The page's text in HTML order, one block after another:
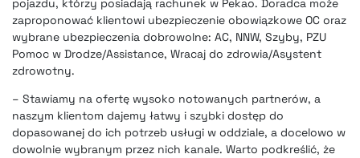
pojazdu, którzy posiadają rachunek w Pekao. Doradca może
zaproponować klientowi ubezpieczenie obowiązkowe OC oraz
wybrane ubezpieczenia dobrowolne: AC, NNW, Szyby, PZU
Pomoc w Drodze/Assistance, Wracaj do zdrowia/Asystent
zdrowotny.
– Stawiamy na ofertę wysoko notowanych partnerów, a
naszym klientom dajemy łatwy i szybki dostęp do
dopasowanej do ich potrzeb usługi w oddziale, a docelowo w
dowolnie wybranym przez nich kanale. Warto podkreślić, że